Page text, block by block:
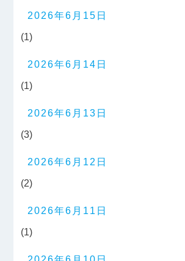
2026年6月15日
(1)
2026年6月14日
(1)
2026年6月13日
(3)
2026年6月12日
(2)
2026年6月11日
(1)